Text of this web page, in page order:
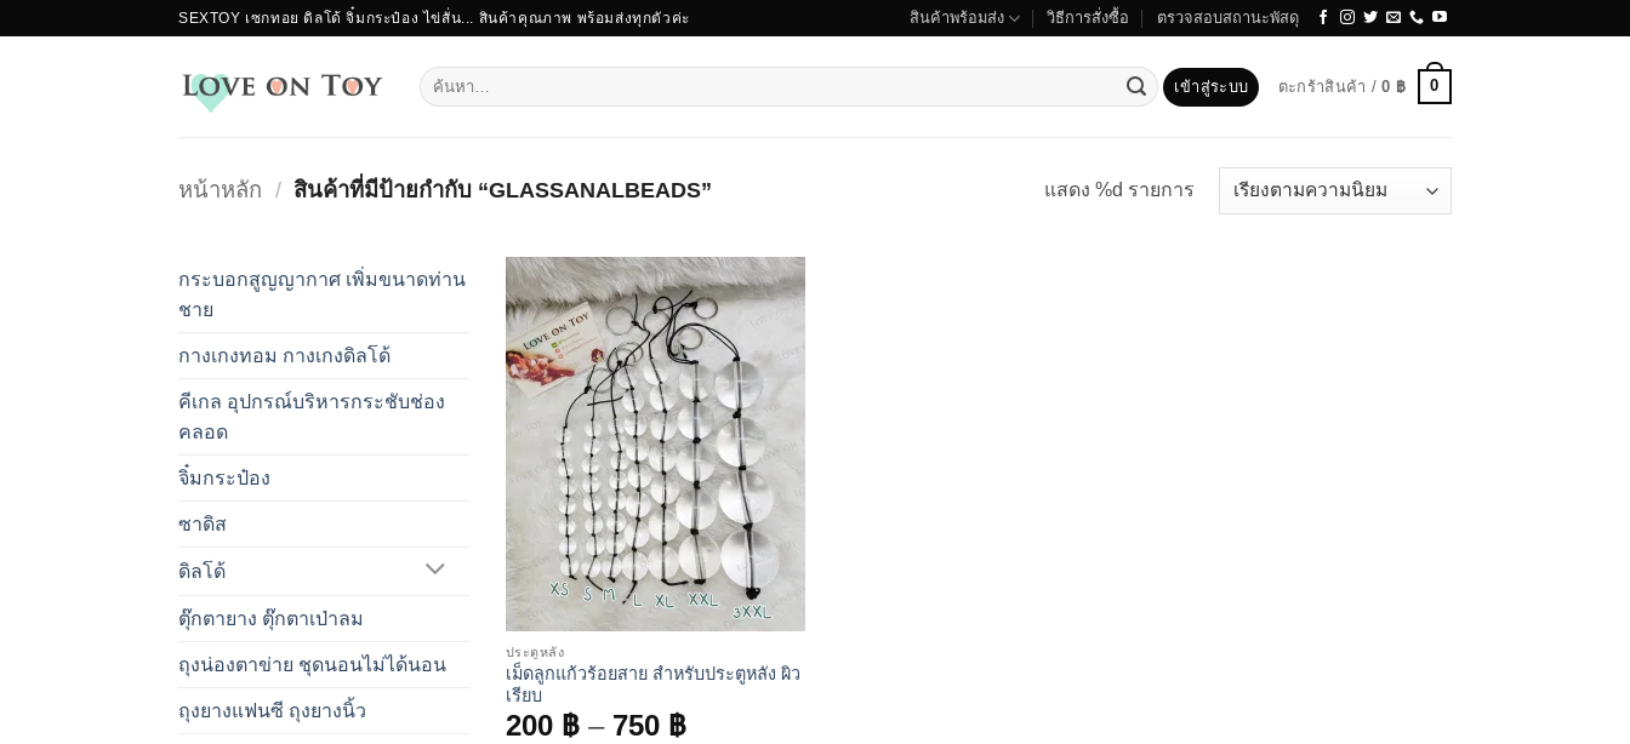
SEXTOY เซกทอย ดิลโด้ จิ๋มกระป๋อง ไข่สั่น... สินค้าคุณภาพ พร้อมส่งทุกตัวค่ะ สินค้าพร้อมส่ง วิธีการสั่งซื้อ ตรวจสอบสถานะพัสดุ
ค้นหา:
เข้าสู่ระบบ ตะกร้าสินค้า /0 ฿ 0
หน้าหลัก / สินค้าที่มีป้ายกำกับ “GLASSANALBEADS” แสดง %d รายการ
กระบอกสูญญากาศ เพิ่มขนาดท่าน
ชาย
กางเกงทอม กางเกงดิลโด้
คีเกล อุปกรณ์บริหารกระชับช่อง
คลอด
จิ๋มกระป๋อง
ซาดิส
ดิลโด้
ตุ๊กตายาง ตุ๊กตาเป่าลม
ถุงน่องตาข่าย ชุดนอนไม่ได้นอน
ถุงยางแฟนซี ถุงยางนิ้ว
ประตูหลัง
เม็ดลูกแก้วร้อยสาย สำหรับประตูหลัง ผิว
เรียบ
200 ฿ – 750 ฿Price